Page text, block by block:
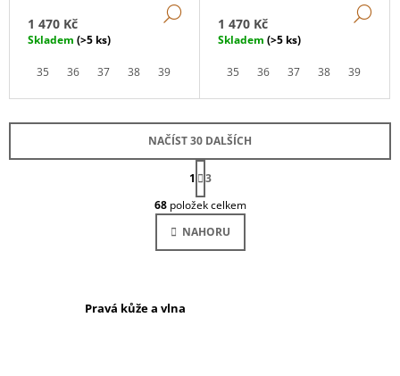
1 470 Kč
DETAIL
Skladem (>5 ks)
35 36 37 38 39 41 42 43 44 45
1 470 Kč
Skladem (>5 ks)
35 36 37 38 39
O
V
L
Á
NAČÍST 30 DALŠÍCH
S
T
R
Á
N
K
O
1
3
68položek celkem
NAHORU
Pravá kůže a vlna